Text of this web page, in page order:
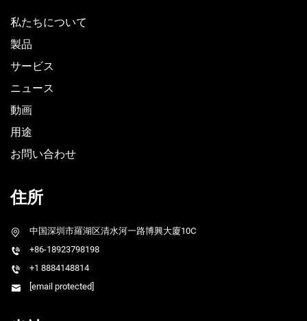
私たちについて
製品
サービス
ニュース
動画
用途
お問い合わせ
住所
中国深圳市羅湖区清水河一路博興大廈10C
+86-18923798198
+1 8884148814
[email protected]